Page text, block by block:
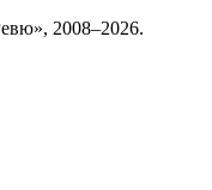
2008–2026.